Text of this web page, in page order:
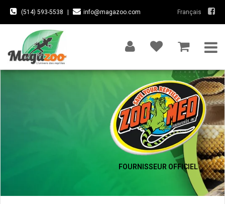
(514) 593-5538 info@magazoo.com Français
FOURNISSEUR OFFICIEL